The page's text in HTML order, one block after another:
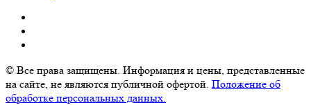
© Все права защищены. Информация и цены, представленные
на сайте, не являются публичной офертой. Положение об
обработке персональных данных.